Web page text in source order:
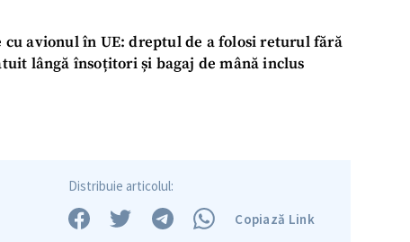
avionul în UE: dreptul de a folosi returul fără
lângă însoțitori și bagaj de mână inclus
Distribuie articolul:
Copiază Link